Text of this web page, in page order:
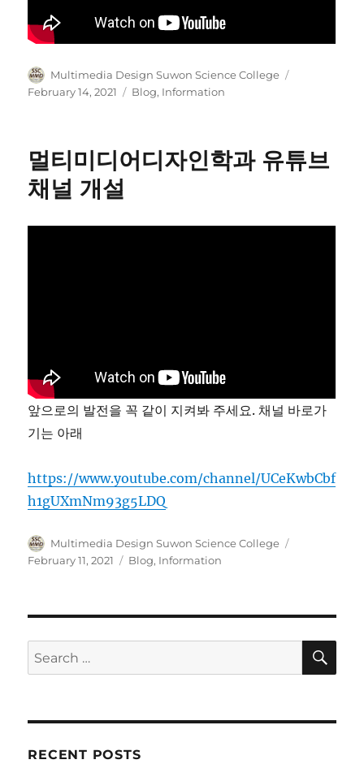
Author
Multimedia Design Suwon Science College
February 14, 2021 Categories
Blog, Information
멀티미디어디자인학과 유튜브
채널 개설
앞으로의 발전을 꼭 같이 지켜봐 주세요. 채널 바로가
기는 아래
https://www.youtube.com/channel/UCeKwbCbf
h1gUXmNm93g5LDQ
Author
Multimedia Design Suwon Science College
February 11, 2021 Categories
Blog, Information
Search
for:
RECENT POSTS